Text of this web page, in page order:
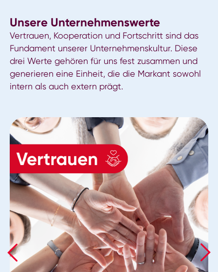
Unsere Unternehmenswerte
Vertrauen, Kooperation und Fortschritt sind das
Fundament unserer Unternehmenskultur. Diese
drei Werte gehören für uns fest zusammen und
generieren eine Einheit, die die Markant sowohl
intern als auch extern prägt.